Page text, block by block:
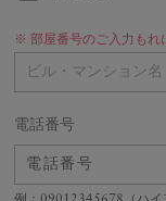
部屋番号のご入力もれ
電話番号